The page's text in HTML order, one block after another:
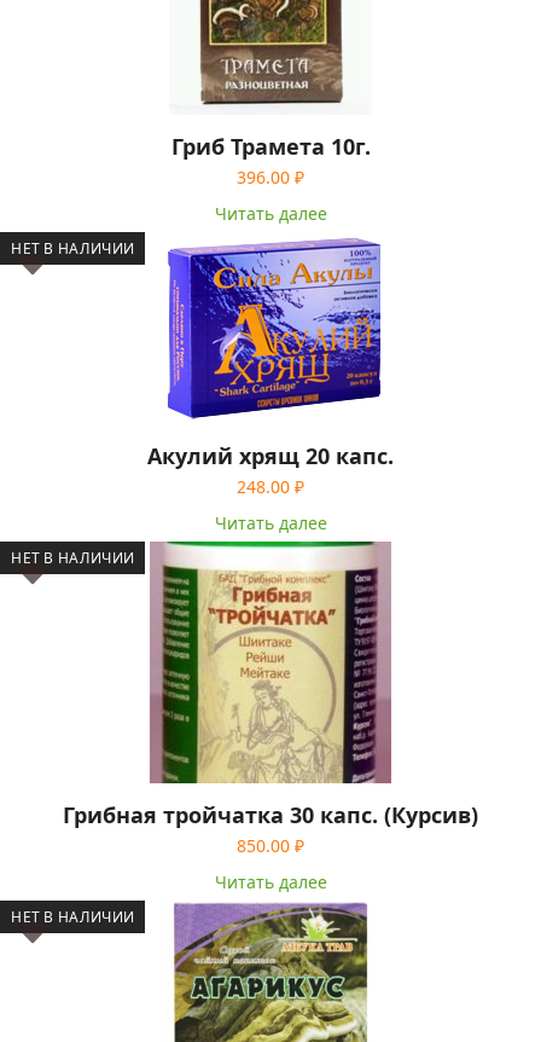
Гриб Трамета 10г.
396.00 ₽
Читать далее
НЕТ В НАЛИЧИИ
Акулий хрящ 20 капс.
248.00 ₽
Читать далее
НЕТ В НАЛИЧИИ
Грибная тройчатка 30 капс. (Курсив)
850.00 ₽
Читать далее
НЕТ В НАЛИЧИИ